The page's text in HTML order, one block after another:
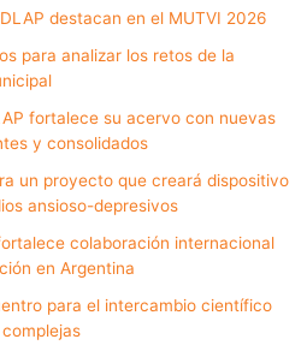
destacan en el MUTVI 2026
para analizar los retos de la
fortalece su acervo con nuevas
y consolidados
un proyecto que creará dispositivo
ansioso-depresivos
colaboración internacional
en Argentina
para el intercambio científico